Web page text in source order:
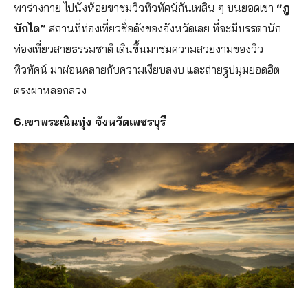
พาร่างกาย ไปนั่งห้อยขาชมวิวทิวทัศน์กันเพลิน ๆ บนยอดเขา “ภู
บักได” สถานที่ท่องเที่ยวชื่อดังของจังหวัดเลย ที่จะมีบรรดานัก
ท่องเที่ยวสายธรรมชาติ เดินขึ้นมาชมความสวยงามของวิว
ทิวทัศน์ มาผ่อนคลายกับความเงียบสงบ และถ่ายรูปมุมยอดฮิต
ตรงผาหลอกลวง
6.เขาพระเนินทุ่ง จังหวัดเพชรบุรี